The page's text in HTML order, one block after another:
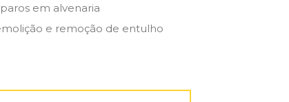
em alvenaria
e remoção de entulho